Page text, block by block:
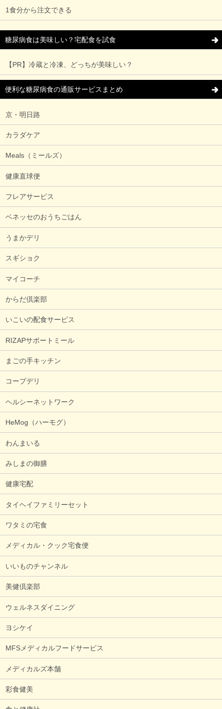
1食分から注文できる
糖尿病食は美味しい？宅配食を試食
【PR】冷蔵と冷凍、どっちが美味しい？
便利な糖尿病食の通販サービスまとめ
京・明日路
カラダケア
Meals（ミールズ）
健康直球便
フレアサービス
ベネッセのおうちごはん
うまかデリ
スギショク
マイコーチ
からだ倶楽部
いこいの配食サービス
RIZAPサポートミール
まごの手キッチン
コープデリ
ヘルシーネットワーク
HeMog（ハーモグ）
わんまいる
みしまの御膳
健康宅配
タイヘイファミリーセット
ワタミの宅食
メディカル・クック宅食便
いいものチャンネル
美健倶楽部
ウェルネスダイニング
ヨシケイ
MFSメディカルフードサービス
メディカルズ本舗
彩食健美